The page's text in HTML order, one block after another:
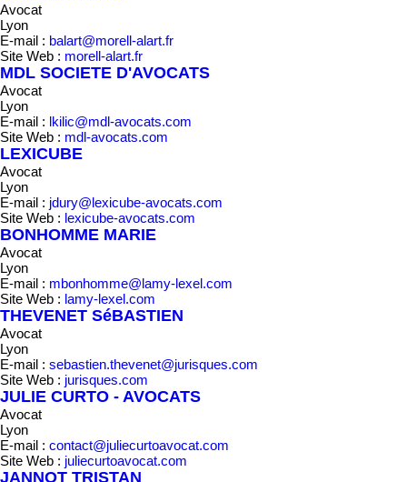
Avocat
Lyon
E-mail : balart@morell-alart.fr
Site Web : morell-alart.fr
MDL SOCIETE D'AVOCATS
Avocat
Lyon
E-mail : lkilic@mdl-avocats.com
Site Web : mdl-avocats.com
LEXICUBE
Avocat
Lyon
E-mail : jdury@lexicube-avocats.com
Site Web : lexicube-avocats.com
BONHOMME MARIE
Avocat
Lyon
E-mail : mbonhomme@lamy-lexel.com
Site Web : lamy-lexel.com
THEVENET SéBASTIEN
Avocat
Lyon
E-mail : sebastien.thevenet@jurisques.com
Site Web : jurisques.com
JULIE CURTO - AVOCATS
Avocat
Lyon
E-mail : contact@juliecurtoavocat.com
Site Web : juliecurtoavocat.com
JANNOT TRISTAN